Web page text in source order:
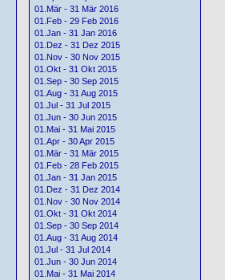
01.Mär - 31 Mär 2016
01.Feb - 29 Feb 2016
01.Jan - 31 Jan 2016
01.Dez - 31 Dez 2015
01.Nov - 30 Nov 2015
01.Okt - 31 Okt 2015
01.Sep - 30 Sep 2015
01.Aug - 31 Aug 2015
01.Jul - 31 Jul 2015
01.Jun - 30 Jun 2015
01.Mai - 31 Mai 2015
01.Apr - 30 Apr 2015
01.Mär - 31 Mär 2015
01.Feb - 28 Feb 2015
01.Jan - 31 Jan 2015
01.Dez - 31 Dez 2014
01.Nov - 30 Nov 2014
01.Okt - 31 Okt 2014
01.Sep - 30 Sep 2014
01.Aug - 31 Aug 2014
01.Jul - 31 Jul 2014
01.Jun - 30 Jun 2014
01.Mai - 31 Mai 2014